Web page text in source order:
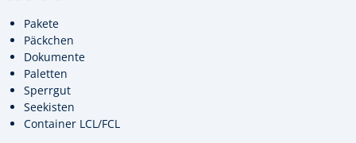
Pakete
Päckchen
Dokumente
Paletten
Sperrgut
Seekisten
Container LCL/FCL